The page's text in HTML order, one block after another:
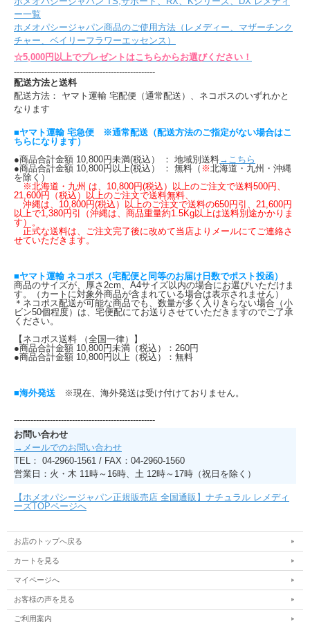
ー一覧
ホメオパシージャパン商品のご使用方法（レメディー、マザーチンク
チャー、ベイリーフラワーエッセンス）
☆5,000円以上でプレゼントはこちらからお選びください！
---------------------------------------------------
配送方法と送料
配送方法： ヤマト運輸 宅配便（通常配送）、ネコポスのいずれかと
なります
■ヤマト運輸 宅急便 ※通常配送（配送方法のご指定がない場合はこ
ちらになります）
●商品合計金額 10,800円未満(税込） ： 地域別送料→こちら
●商品合計金額 10,800円以上(税込） ： 無料（ ※北海道・九州・沖縄
を除く）
※北海道・九州 は、10,800円(税込）以上のご注文で送料500円、
21,600円（税込）以上のご注文で送料無料、
沖縄は、10,800円(税込）以上のご注文で送料の650円引、21,600円
以上で1,380円引（沖縄は、商品重量約1.5Kg以上は送料別途かかりま
す）。
正式な送料は、ご注文完了後に改めて当店よりメールにてご連絡さ
せていただきます。
■ヤマト運輸 ネコポス（宅配便と同等のお届け日数でポスト投函）
商品のサイズが、厚さ2cm、A4サイズ以内の場合にお選びいただけま
す。（カートに対象外商品が含まれている場合は表示されません）
＊ネコポス配送が可能な商品でも、数量が多く入りきらない場合（小
ビン50個程度）は、宅便配にてお送りさせていただきますのでご了承
ください。
【ネコポス送料 （全国一律）】
●商品合計金額 10,800円未満（税込）：260円
●商品合計金額 10,800円以上（税込）：無料
■海外発送 ※現在、海外発送は受け付けておりません。
---------------------------------------------------
お問い合わせ
→メールでのお問い合わせ
TEL： 04-2960-1561 / FAX：04-2960-1560
営業日：火・木 11時～16時、土 12時～17時（祝日を除く）
【ホメオパシージャパン正規販売店 全国通販】ナチュラル レメディ
ーズTOPページへ
お店のトップへ戻る
カートを見る
マイページへ
お客様の声を見る
ご利用案内